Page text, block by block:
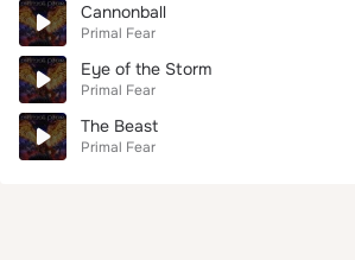
Cannonball
Primal Fear
Eye of the Storm
Primal Fear
The Beast
Primal Fear